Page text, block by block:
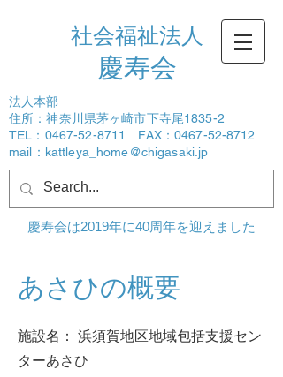
社会福祉法人
​慶寿会
法人本部
住所：神奈川県茅ヶ崎市下寺尾1835-2
TEL：0467-52-8711 FAX：0467-52-8712
mail： kattleya_home@chigasaki.jp
ログイン
慶寿会は2019年に40周年を迎えました
あさひの概要
施設名： 浜須賀地区地域包括支援セン
ターあさひ